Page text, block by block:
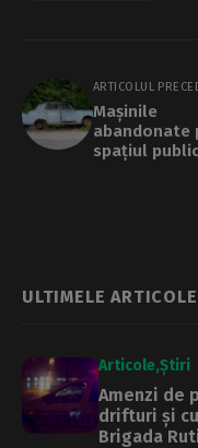
ARTICOLUL
Mașinile
abandonate
spațiul
ULTIMELE ARTICOLE
Articole Știri
Amenzi de
drifturi și
Brigada